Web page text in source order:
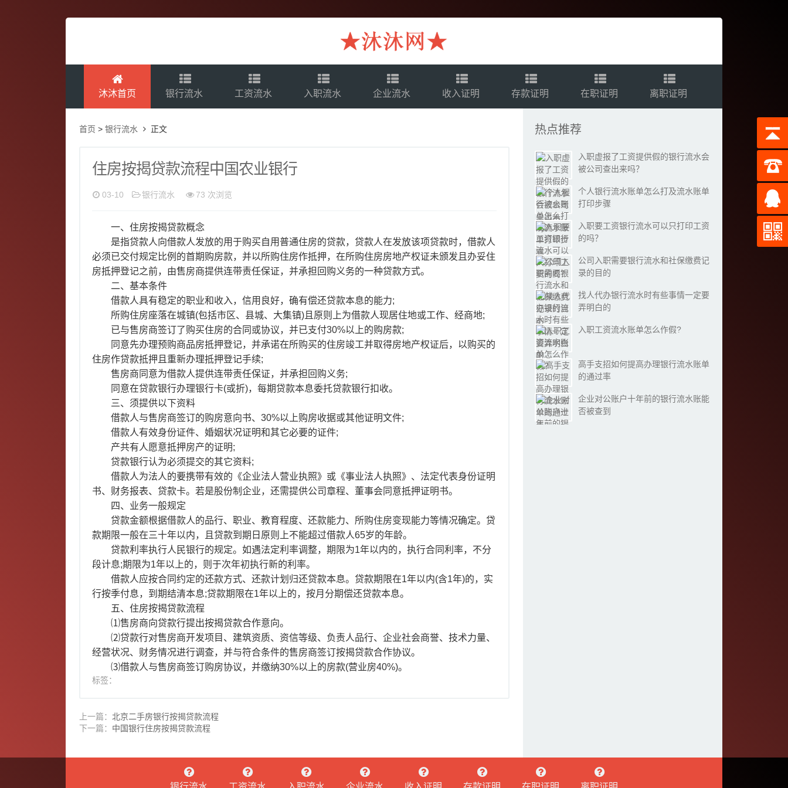
沐沐首页 银行流水 工资流水 入职流水 企业流水 收入证明 存款证明 在职证明 离职证明
首页 >银行流水 正文
住房按揭贷款流程中国农业银行
03-10 银行流水 73 次浏览
一、住房按揭贷款概念
是指贷款人向借款人发放的用于购买自用普通住房的贷款，贷款人在发放该项贷款时，借款人
必须已交付规定比例的首期购房款，并以所购住房作抵押，在所购住房房地产权证未颁发且办妥住
房抵押登记之前，由售房商提供连带责任保证，并承担回购义务的一种贷款方式。
二、基本条件
借款人具有稳定的职业和收入，信用良好，确有偿还贷款本息的能力;
所购住房座落在城镇(包括市区、县城、大集镇)且原则上为借款人现居住地或工作、经商地;
已与售房商签订了购买住房的合同或协议，并已支付30%以上的购房款;
同意先办理预购商品房抵押登记，并承诺在所购买的住房竣工并取得房地产权证后，以购买的
住房作贷款抵押且重新办理抵押登记手续;
售房商同意为借款人提供连带责任保证，并承担回购义务;
同意在贷款银行办理银行卡(或折)，每期贷款本息委托贷款银行扣收。
三、须提供以下资料
借款人与售房商签订的购房意向书、30%以上购房收据或其他证明文件;
借款人有效身份证件、婚姻状况证明和其它必要的证件;
产共有人愿意抵押房产的证明;
贷款银行认为必须提交的其它资料;
借款人为法人的要携带有效的《企业法人营业执照》或《事业法人执照》、法定代表身份证明
书、财务报表、贷款卡。若是股份制企业，还需提供公司章程、董事会同意抵押证明书。
四、业务一般规定
贷款金额根据借款人的品行、职业、教育程度、还款能力、所购住房变现能力等情况确定。贷
款期限一般在三十年以内，且贷款到期日原则上不能超过借款人65岁的年龄。
贷款利率执行人民银行的规定。如遇法定利率调整，期限为1年以内的，执行合同利率，不分
段计息;期限为1年以上的，则于次年初执行新的利率。
借款人应按合同约定的还款方式、还款计划归还贷款本息。贷款期限在1年以内(含1年)的，实
行按季付息，到期结清本息;贷款期限在1年以上的，按月分期偿还贷款本息。
五、住房按揭贷款流程
⑴售房商向贷款行提出按揭贷款合作意向。
⑵贷款行对售房商开发项目、建筑资质、资信等级、负责人品行、企业社会商誉、技术力量、
经营状况、财务情况进行调查，并与符合条件的售房商签订按揭贷款合作协议。
⑶借款人与售房商签订购房协议，并缴纳30%以上的房款(营业房40%)。
标签：
上一篇： 北京二手房银行按揭贷款流程
下一篇： 中国银行住房按揭贷款流程
热点推荐
入职虚报了工资提供假的银行流水会
被公司查出来吗？
个人银行流水账单怎么打及流水账单
打印步骤
入职要工资银行流水可以只打印工资
的吗？
公司入职需要银行流水和社保缴费记
录的目的
找人代办银行流水时有些事情一定要
弄明白的
入职工资流水账单怎么作假?
高手支招如何提高办理银行流水账单
的通过率
企业对公账户十年前的银行流水账能
否被查到